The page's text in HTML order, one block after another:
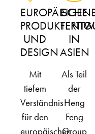
EUROPÄISCHE
UND
DESIGN
Mit
tiefem
Verständnis
für den
europäischen
IN
ASIEN
Als Teil
der
Heng
Feng
Group